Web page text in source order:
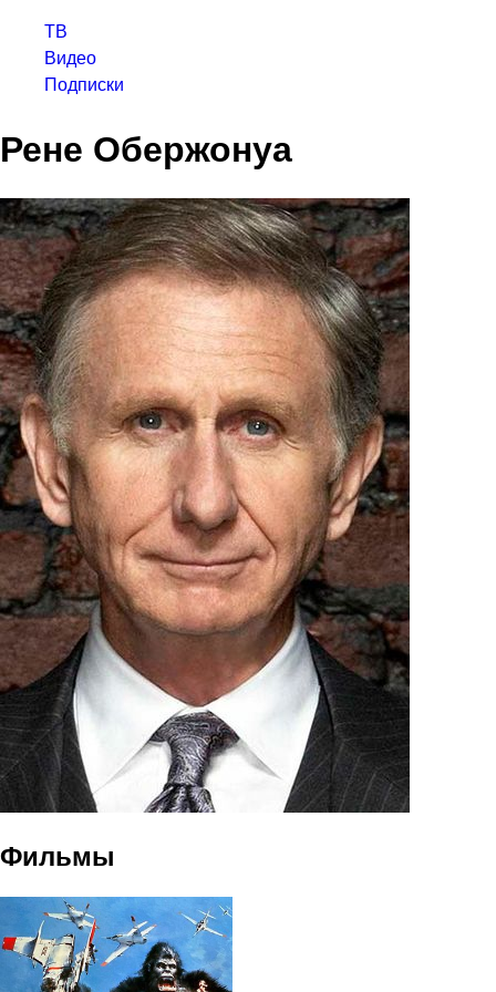
ТВ
Видео
Подписки
Рене Обержонуа
Фильмы